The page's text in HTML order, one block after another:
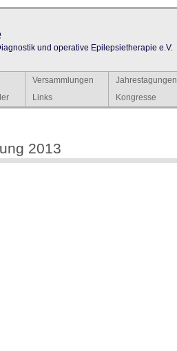
und operative Epilepsietherapie e.V.
Versammlungen Jahrestagungen
Links Kongresse
2013